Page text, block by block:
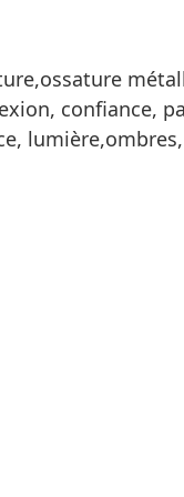
confiance,